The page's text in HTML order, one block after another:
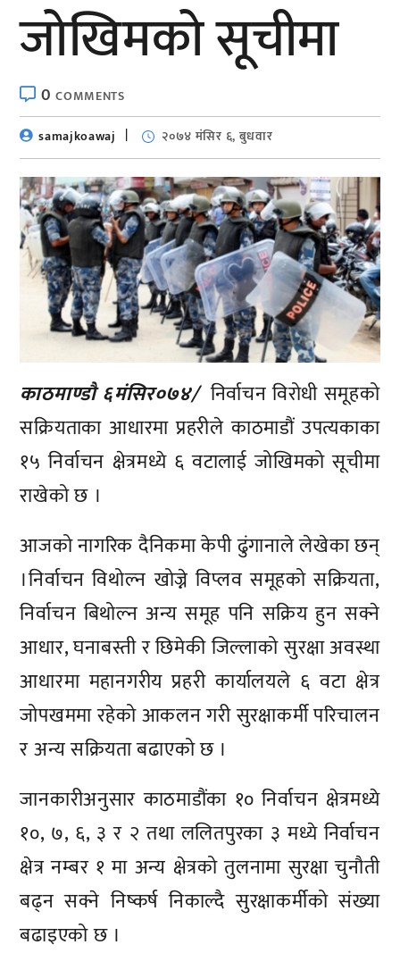
जोखिमको सूचीमा
0COMMENTS
samajkoawaj
२०७४ मंसिर ६, बुधवार
काठमाण्डाै ६मंसिर०७४/ निर्वाचन विरोधी समूहको
सक्रियताका आधारमा प्रहरीले काठमाडौं उपत्यकाका
१५ निर्वाचन क्षेत्रमध्ये ६ वटालाई जोखिमको सूचीमा
राखेको छ ।
आजको नागरिक दैनिकमा केपी ढुंगानाले लेखेका छन्
।निर्वाचन विथोल्न खोज्ने विप्लव समूहको सक्रियता,
निर्वाचन बिथोल्न अन्य समूह पनि सक्रिय हुन सक्ने
आधार, घनाबस्ती र छिमेकी जिल्लाको सुरक्षा अवस्था
आधारमा महानगरीय प्रहरी कार्यालयले ६ वटा क्षेत्र
जोपखममा रहेको आकलन गरी सुरक्षाकर्मी परिचालन
र अन्य सक्रियता बढाएको छ ।
जानकारीअनुसार काठमाडौंका १० निर्वाचन क्षेत्रमध्ये
१०, ७, ६, ३ र २ तथा ललितपुरका ३ मध्ये निर्वाचन
क्षेत्र नम्बर १ मा अन्य क्षेत्रको तुलनामा सुरक्षा चुनौती
बढ्न सक्ने निष्कर्ष निकाल्दै सुरक्षाकर्मीको संख्या
बढाइएको छ ।